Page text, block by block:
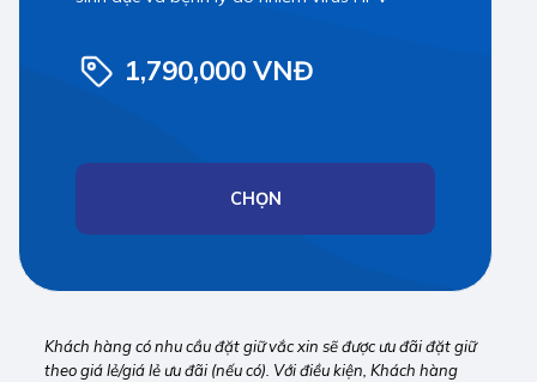
1,790,000 VNĐ
CHỌN
Khách hàng có nhu cầu đặt giữ vắc xin sẽ được ưu đãi đặt giữ
theo giá lẻ/giá lẻ ưu đãi (nếu có). Với điều kiện, Khách hàng